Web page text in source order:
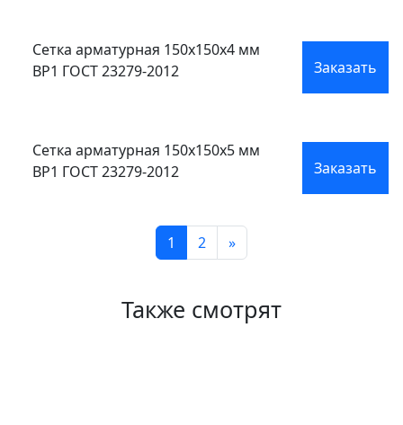
Сетка арматурная 150x150x4 мм
ВР1 ГОСТ 23279-2012
Заказать
Сетка арматурная 150x150x5 мм
ВР1 ГОСТ 23279-2012
Заказать
1 2 »
Также смотрят